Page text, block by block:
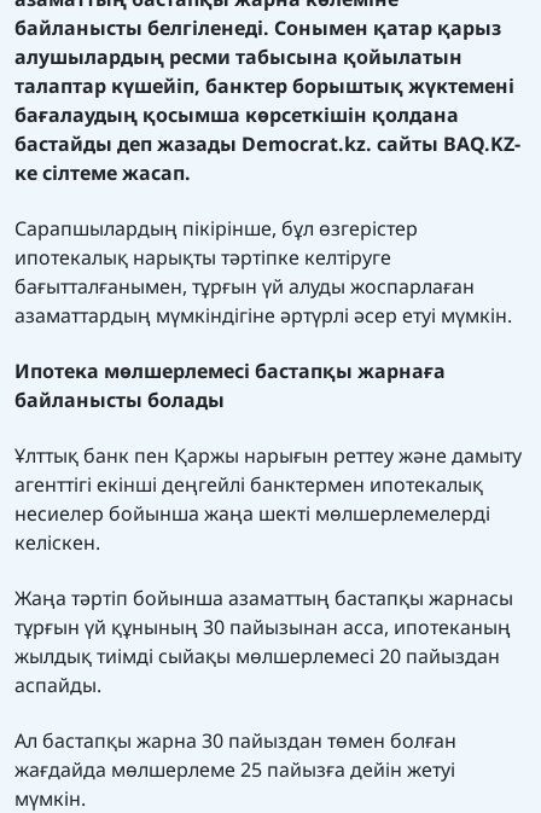
байланысты белгіленеді. Сонымен қатар қарыз
алушылардың ресми табысына қойылатын
талаптар күшейіп, банктер борыштық жүктемені
бағалаудың қосымша көрсеткішін қолдана
бастайды деп жазады Democrat.kz. сайты BAQ.KZ-
ке сілтеме жасап.
Сарапшылардың пікірінше, бұл өзгерістер
ипотекалық нарықты тәртіпке келтіруге
бағытталғанымен, тұрғын үй алуды жоспарлаған
азаматтардың мүмкіндігіне әртүрлі әсер етуі мүмкін.
Ипотека мөлшерлемесі бастапқы жарнаға
байланысты болады
Ұлттық банк пен Қаржы нарығын реттеу және дамыту
агенттігі екінші деңгейлі банктермен ипотекалық
несиелер бойынша жаңа шекті мөлшерлемелерді
келіскен.
Жаңа тәртіп бойынша азаматтың бастапқы жарнасы
тұрғын үй құнының 30 пайызынан асса, ипотеканың
жылдық тиімді сыйақы мөлшерлемесі 20 пайыздан
аспайды.
Ал бастапқы жарна 30 пайыздан төмен болған
жағдайда мөлшерлеме 25 пайызға дейін жетуі
мүмкін.